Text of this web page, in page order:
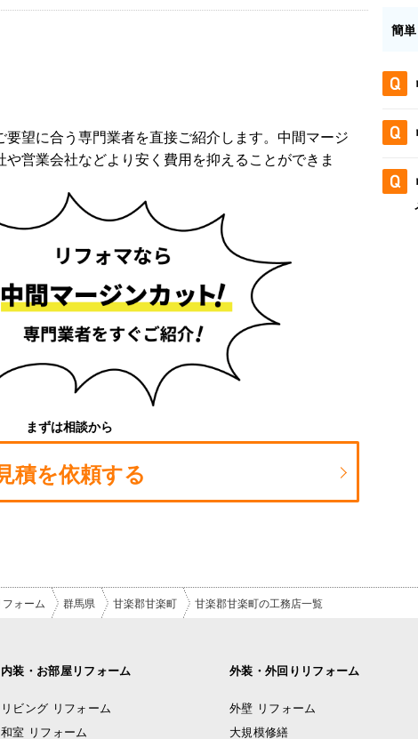
望に合う専門業者を直接ご紹介します。中間マージ
営業会社などより安く費用を抑えることができま
まずは相談から
積を依頼する
簡
フォーム 群馬県 甘楽郡甘楽町 甘楽郡甘楽町の工務店一覧
内装・お部屋リフォーム
リビング リフォーム
和室 リフォーム
外装・外回りリフォーム
外壁 リフォーム
大規模修繕